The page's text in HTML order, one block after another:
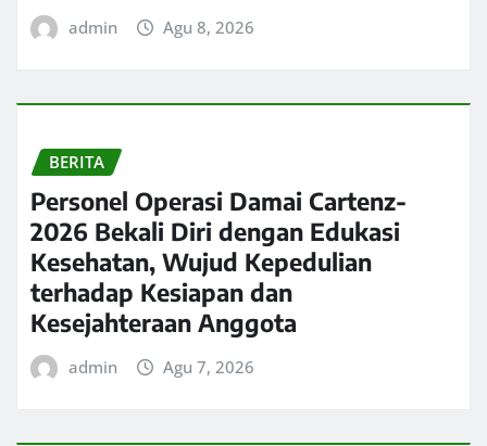
admin Agu 8, 2026
BERITA
Personel Operasi Damai Cartenz-
2026 Bekali Diri dengan Edukasi
Kesehatan, Wujud Kepedulian
terhadap Kesiapan dan
Kesejahteraan Anggota
admin Agu 7, 2026